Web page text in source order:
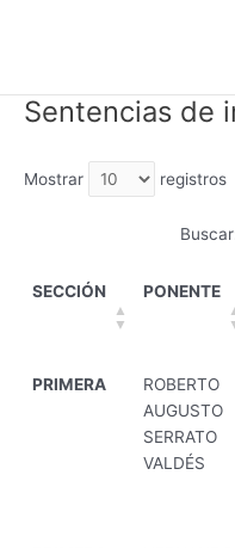
Sentencias de
Mostrar registros
SECCIÓN PONENTE
SECCIÓN PONENTE
PRIMERA
ROBERTO
AUGUSTO
SERRATO
VALDÉS